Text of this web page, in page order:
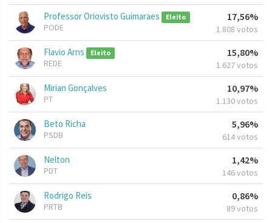
Professor Oriovisto Guimaraes Eleito
PODE
17,56%
1.808 votos
Flavio Arns Eleito
REDE
15,80%
1.627 votos
Mirian Gonçalves
PT
10,97%
1.130 votos
Beto Richa
PSDB
5,96%
614 votos
Nelton
PDT
1,42%
146 votos
Rodrigo Reis
PRTB
0,86%
89 votos